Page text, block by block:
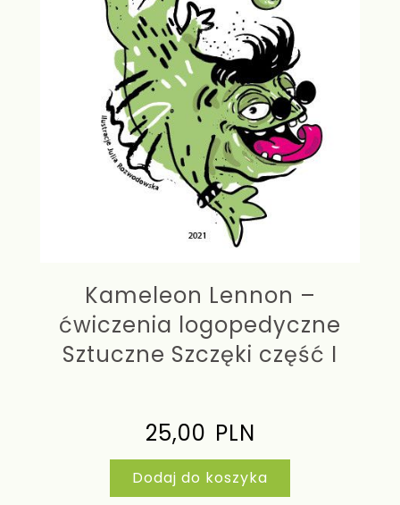
Kameleon Lennon –
ćwiczenia logopedyczne
Sztuczne Szczęki część I
25,00 PLN